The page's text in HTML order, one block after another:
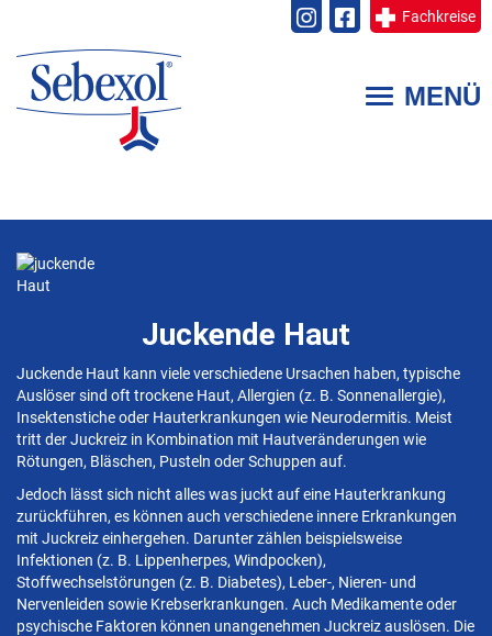
Direkt
Inhalt
Fachkreise
ToggleMENÜ
Juckende Haut
Juckende Haut kann viele verschiedene Ursachen haben, typische
Auslöser sind oft trockene Haut, Allergien (z. B. Sonnenallergie),
Insektenstiche oder Hauterkrankungen wie Neurodermitis. Meist
tritt der Juckreiz in Kombination mit Hautveränderungen wie
Rötungen, Bläschen, Pusteln oder Schuppen auf.
Jedoch lässt sich nicht alles was juckt auf eine Hauterkrankung
zurückführen, es können auch verschiedene innere Erkrankungen
mit Juckreiz einhergehen. Darunter zählen beispielsweise
Infektionen (z. B. Lippenherpes, Windpocken),
Stoffwechselstörungen (z. B. Diabetes), Leber-, Nieren- und
Nervenleiden sowie Krebserkrankungen. Auch Medikamente oder
psychische Faktoren können unangenehmen Juckreiz auslösen. Die